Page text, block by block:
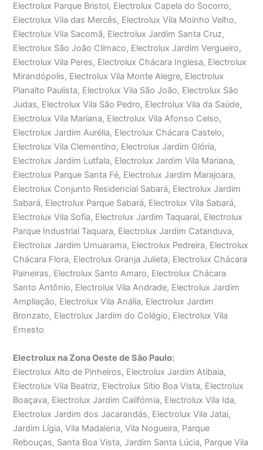
Electrolux Parque Bristol, Electrolux Capela do Socorro,
Electrolux Vila das Mercês, Electrolux Vila Moinho Velho,
Electrolux Vila Sacomã, Electrolux Jardim Santa Cruz,
Electrolux São João Clímaco, Electrolux Jardim Vergueiro,
Electrolux Vila Peres, Electrolux Chácara Inglesa, Electrolux
Mirandópolis, Electrolux Vila Monte Alegre, Electrolux
Planalto Paulista, Electrolux Vila São João, Electrolux São
Judas, Electrolux Vila São Pedro, Electrolux Vila da Saúde,
Electrolux Vila Mariana, Electrolux Vila Afonso Celso,
Electrolux Jardim Aurélia, Electrolux Chácara Castelo,
Electrolux Vila Clementino, Electrolux Jardim Glória,
Electrolux Jardim Lutfala, Electrolux Jardim Vila Mariana,
Electrolux Parque Santa Fé, Electrolux Jardim Marajoara,
Electrolux Conjunto Residencial Sabará, Electrolux Jardim
Sabará, Electrolux Parque Sabará, Electrolux Vila Sabará,
Electrolux Vila Sofia, Electrolux Jardim Taquaral, Electrolux
Parque Industrial Taquara, Electrolux Jardim Catanduva,
Electrolux Jardim Umuarama, Electrolux Pedreira, Electrolux
Chácara Flora, Electrolux Granja Julieta, Electrolux Chácara
Paineiras, Electrolux Santo Amaro, Electrolux Chácara
Santo Antônio, Electrolux Vila Andrade, Electrolux Jardim
Ampliação, Electrolux Vila Anália, Electrolux Jardim
Bronzato, Electrolux Jardim do Colégio, Electrolux Vila
Ernesto
Electrolux na Zona Oeste de São Paulo:
Electrolux Alto de Pinheiros, Electrolux Jardim Atibaia,
Electrolux Vila Beatriz, Electrolux Sítio Boa Vista, Electrolux
Boaçava, Electrolux Jardim Califórnia, Electrolux Vila Ida,
Electrolux Jardim dos Jacarandás, Electrolux Vila Jatai,
Jardim Lígia, Vila Madalena, Vila Nogueira, Parque
Rebouças, Santa Boa Vista, Jardim Santa Lúcia, Parque Vila